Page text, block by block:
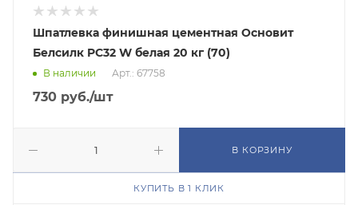
Шпатлевка финишная цементная Основит
Белсилк PC32 W белая 20 кг (70)
В наличии Арт.: 67758
730 руб./шт
В КОРЗИНУ
КУПИТЬ В 1 КЛИК